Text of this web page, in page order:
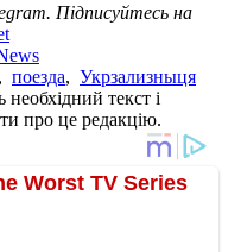
Підписуйтесь на
, поезда, Укрзализныця
текст і
про це редакцію.